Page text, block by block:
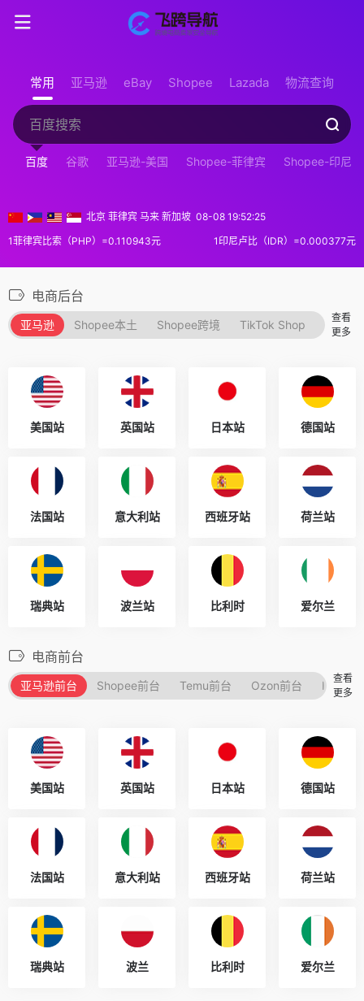
常用 亚马逊 eBay Shopee Lazada 物流查询
百度 谷歌 亚马逊-美国 Shopee-菲律宾 Shopee-印尼
北京 菲律宾 马来 新加坡 08-08 19:52:26
1菲律宾比索（PHP）=0.110943元
1印尼卢比（IDR）=0.000377元
电商后台
亚马逊 Shopee本土 Shopee跨境 TikTok Shop Temu
查看
更多
美国站 英国站 日本站 德国站
法国站 意大利站 西班牙站 荷兰站
瑞典站 波兰站 比利时 爱尔兰
电商前台
亚马逊前台 Shopee前台 Temu前台 Ozon前台 Lazada
查看
更多
美国站 英国站 日本站 德国站
法国站 意大利站 西班牙站 荷兰站
瑞典站 波兰 比利时 爱尔兰